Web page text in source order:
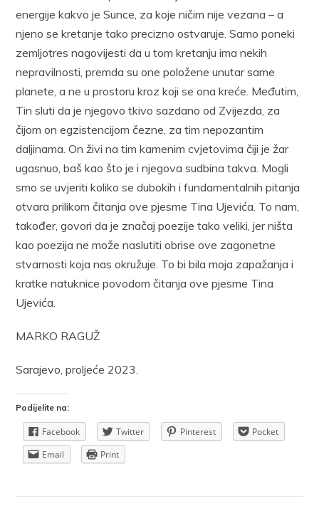
energije kakvo je Sunce, za koje ničim nije vezana – a
njeno se kretanje tako precizno ostvaruje. Samo poneki
zemljotres nagovijesti da u tom kretanju ima nekih
nepravilnosti, premda su one položene unutar same
planete, a ne u prostoru kroz koji se ona kreće. Međutim,
Tin sluti da je njegovo tkivo sazdano od Zvijezda, za
čijom on egzistencijom čezne, za tim nepozantim
daljinama. On živi na tim kamenim cvjetovima čiji je žar
ugasnuo, baš kao što je i njegova sudbina takva. Mogli
smo se uvjeriti koliko se dubokih i fundamentalnih pitanja
otvara prilikom čitanja ove pjesme Tina Ujevića. To nam,
također, govori da je značaj poezije tako veliki, jer ništa
kao poezija ne može naslutiti obrise ove zagonetne
stvarnosti koja nas okružuje. To bi bila moja zapažanja i
kratke natuknice povodom čitanja ove pjesme Tina
Ujevića.
MARKO RAGUŽ
Sarajevo, proljeće 2023.
Podijelite na:
Facebook Twitter Pinterest
Pocket
Email
Print